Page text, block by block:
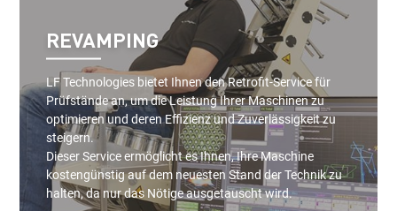
REVAMPING
LF Technologies bietet Ihnen den Retrofit-Service für
Prüfstände an, um die Leistung Ihrer Maschinen zu
optimieren und deren Effizienz und Zuverlässigkeit zu
steigern.
Dieser Service ermöglicht es Ihnen, Ihre Maschine
kostengünstig auf dem neuesten Stand der Technik zu
halten, da nur das Nötige ausgetauscht wird.